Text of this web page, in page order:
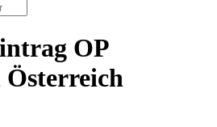
OP
Österreich